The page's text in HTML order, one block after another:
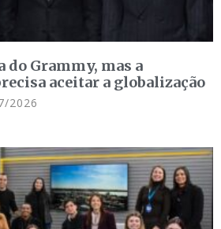
do Grammy, mas a
aceitar a globalização
2026